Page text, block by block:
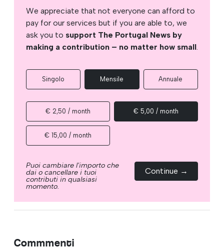
We appreciate that not everyone can afford to
pay for our services but if you are able to, we
ask you to support The Portugal News by
making a contribution – no matter how small.
Singolo Mensile Annuale
€ 2,50 / month € 5,00 / month
€ 15,00 / month
Puoi cambiare l'importo che
dai o cancellare i tuoi
contributi in qualsiasi
momento.
Continue →
Commmenti